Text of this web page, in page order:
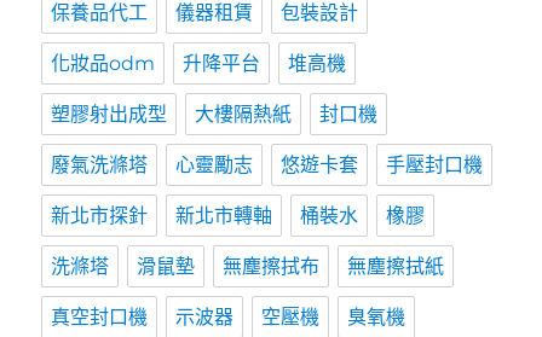
保養品代工 儀器租賃 包裝設計
化妝品odm 升降平台 堆高機
塑膠射出成型 大樓隔熱紙 封口機
廢氣洗滌塔 心靈勵志 悠遊卡套 手壓封口機
新北市探針 新北市轉軸 桶裝水 橡膠
洗滌塔 滑鼠墊 無塵擦拭布 無塵擦拭紙
真空封口機 示波器 空壓機 臭氧機